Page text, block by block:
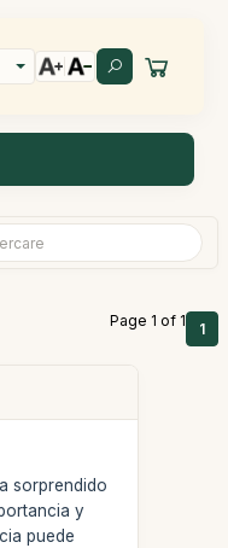
Page 1 of 1 1
sorprendido
y
puede